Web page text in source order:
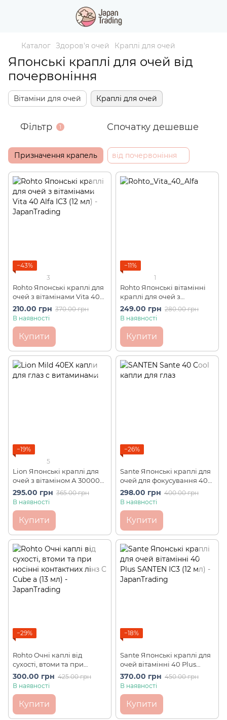
Каталог Здоров'я очей Краплі для очей
Японські краплі для очей від
почервоніння
Вітаміни для очей Краплі для очей
Фільтр 1 Спочатку дешевше
Призначення крапель від почервоніння
−43%
3
Rohto Японські краплі для
очей з вітамінами Vita 40
Alfa ІС3 (12 мл)
210.00 грн 370.00 грн
В наявності
Купити
−11%
1
Rohto Японські вітамінні
краплі для очей з
охолодним ефектом (сині)
Vita 40 Alfa ІС5 (12 мл)
249.00 грн 280.00 грн
В наявності
Купити
−19%
5
Lion Японські краплі для
очей з вітаміном А 30000
одиниць (зелені) Mild 40EX
ІС2 (15 мл)
295.00 грн 365.00 грн
В наявності
Купити
−26%
Sante Японські краплі для
очей для фокусування 40
Cool SANTEN ІС4 (12 мл)
298.00 грн 400.00 грн
В наявності
Купити
−29%
Rohto Очні каплі від
сухості, втоми та при
носінні контактних лінз C
Cube a (13 мл)
300.00 грн 425.00 грн
В наявності
Купити
−18%
Sante Японські краплі для
очей вітамінні 40 Plus
SANTEN ІС3 (12 мл)
370.00 грн 450.00 грн
В наявності
Купити